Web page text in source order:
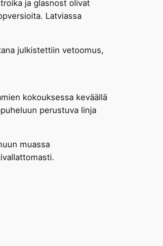
ja glasnost olivat
Latviassa
julkistettiin vetoomus,
kokouksessa keväällä
perustuva linja
muassa